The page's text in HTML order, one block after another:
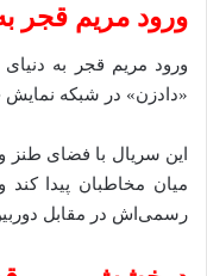
ورود مریم قجر
«دادزن» در شبکه نمایش
این سریال با فضای
میان مخاطبان پیدا
رسمی‌اش در مقابل